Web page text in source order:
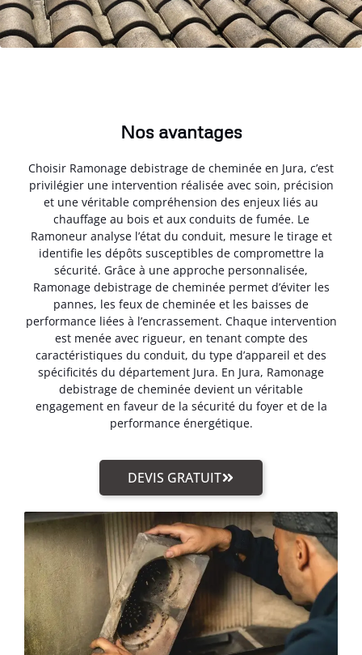
Nos avantages
Choisir Ramonage debistrage de cheminée en Jura, c’est
privilégier une intervention réalisée avec soin, précision
et une véritable compréhension des enjeux liés au
chauffage au bois et aux conduits de fumée. Le
Ramoneur analyse l’état du conduit, mesure le tirage et
identifie les dépôts susceptibles de compromettre la
sécurité. Grâce à une approche personnalisée,
Ramonage debistrage de cheminée permet d’éviter les
pannes, les feux de cheminée et les baisses de
performance liées à l’encrassement. Chaque intervention
est menée avec rigueur, en tenant compte des
caractéristiques du conduit, du type d’appareil et des
spécificités du département Jura. En Jura, Ramonage
debistrage de cheminée devient un véritable
engagement en faveur de la sécurité du foyer et de la
performance énergétique.
DEVIS GRATUIT